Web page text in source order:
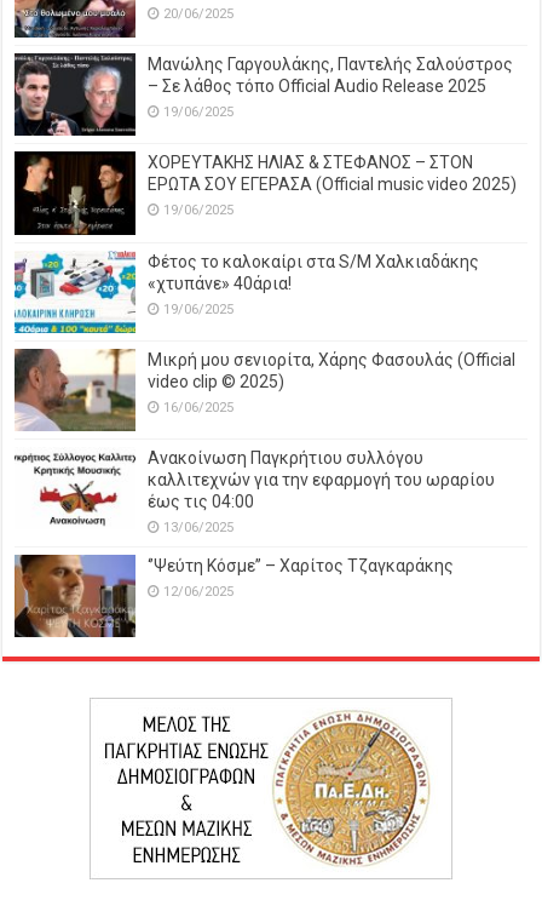
20/06/2025
Μανώλης Γαργουλάκης, Παντελής Σαλούστρος
– Σε λάθος τόπο Official Audio Release 2025
19/06/2025
ΧΟΡΕΥΤΑΚΗΣ ΗΛΙΑΣ & ΣΤΕΦΑΝΟΣ – ΣΤΟΝ
ΕΡΩΤΑ ΣΟΥ ΕΓΕΡΑΣΑ (Official music video 2025)
19/06/2025
Φέτος το καλοκαίρι στα S/M Χαλκιαδάκης
«χτυπάνε» 40άρια!
19/06/2025
Μικρή μου σενιορίτα, Χάρης Φασουλάς (Official
video clip © 2025)
16/06/2025
Ανακοίνωση Παγκρήτιου συλλόγου
καλλιτεχνών για την εφαρμογή του ωραρίου
έως τις 04:00
13/06/2025
‘’Ψεύτη Κόσμε’’ – Χαρίτος Τζαγκαράκης
12/06/2025